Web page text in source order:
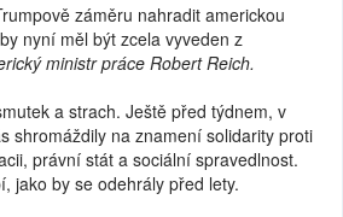
záměru nahradit americkou
nyní měl být zcela vyveden z
ministr práce Robert Reich.
a strach. Ještě před týdnem, v
shromáždily na znamení solidarity proti
právní stát a sociální spravedlnost.
jako by se odehrály před lety.